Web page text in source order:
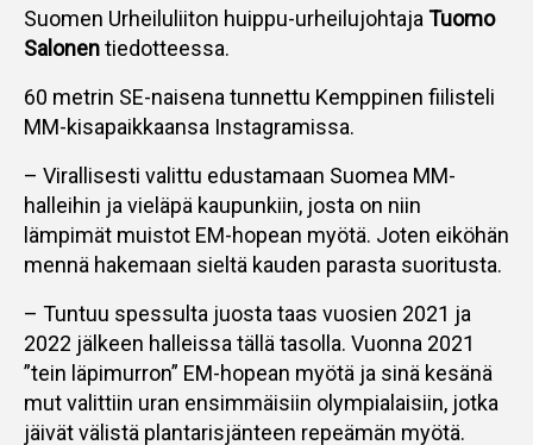
Suomen Urheiluliiton huippu-urheilujohtaja Tuomo
Salonentiedotteessa.
60 metrin SE-naisena tunnettu Kemppinen fiilisteli
MM-kisapaikkaansa Instagramissa.
– Virallisesti valittu edustamaan Suomea MM-
halleihin ja vieläpä kaupunkiin, josta on niin
lämpimät muistot EM-hopean myötä. Joten eiköhän
mennä hakemaan sieltä kauden parasta suoritusta.
– Tuntuu spessulta juosta taas vuosien 2021 ja
2022 jälkeen halleissa tällä tasolla. Vuonna 2021
”tein läpimurron” EM-hopean myötä ja sinä kesänä
mut valittiin uran ensimmäisiin olympialaisiin, jotka
jäivät välistä plantarisjänteen repeämän myötä.